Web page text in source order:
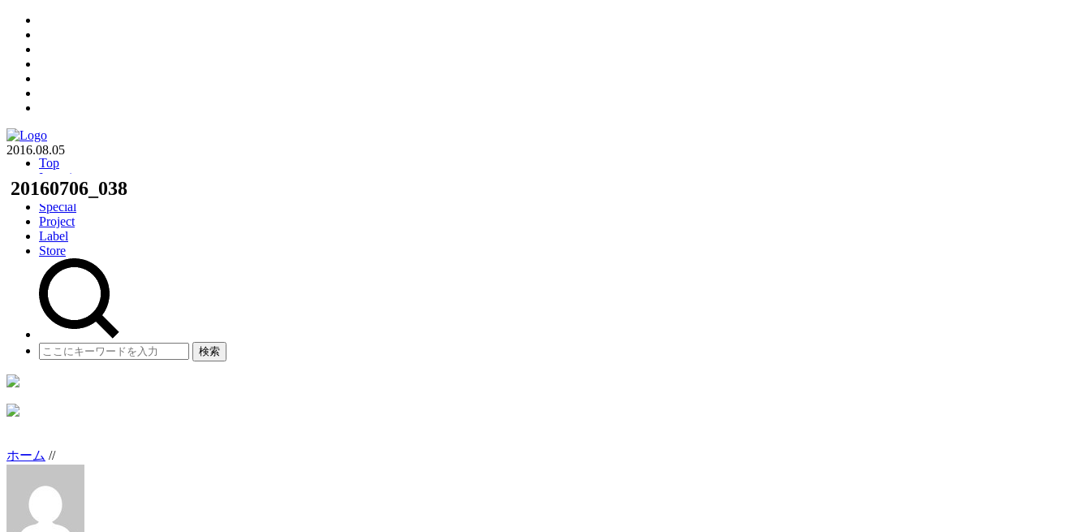
Top
Interview
Column
Special
Project
Label
Store
2016.08.05
20160706_038
ホーム //